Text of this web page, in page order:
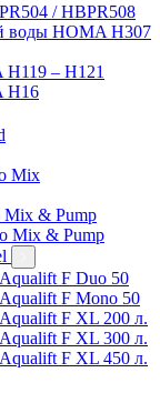
/ HBPR508
воды HOMA H307
– H121
H16
Mix
Mix & Pump
Mix & Pump
F Duo 50
F Mono 50
F XL 200 л.
F XL 300 л.
F XL 450 л.